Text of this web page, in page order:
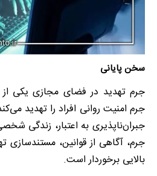
سخن پایانی
جرم تهدید در فضای مجازی یکی
جرم امنیت روانی افراد را تهدید
جبران‌ناپذیری به اعتبار، زندگی
جرم، آگاهی از قوانین، مستندسازی
بالایی برخوردار است.